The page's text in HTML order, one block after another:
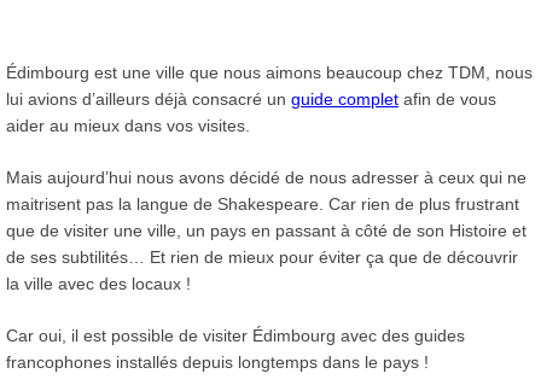
Édimbourg est une ville que nous aimons beaucoup chez TDM, nous
lui avions d’ailleurs déjà consacré un guide complet afin de vous
aider au mieux dans vos visites.
Mais aujourd’hui nous avons décidé de nous adresser à ceux qui ne
maitrisent pas la langue de Shakespeare. Car rien de plus frustrant
que de visiter une ville, un pays en passant à côté de son Histoire et
de ses subtilités… Et rien de mieux pour éviter ça que de découvrir
la ville avec des locaux !
Car oui, il est possible de visiter Édimbourg avec des guides
francophones installés depuis longtemps dans le pays !